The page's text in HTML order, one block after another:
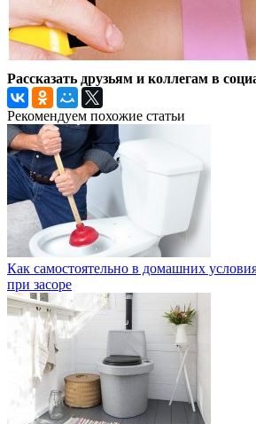
Рассказать друзьям и коллегам в
Рекомендуем похожие статьи
Как самостоятельно в домашних
при засоре